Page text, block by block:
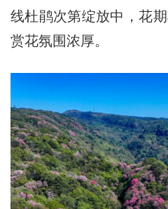
线杜鹃次第绽放中，花
赏花氛围浓厚。